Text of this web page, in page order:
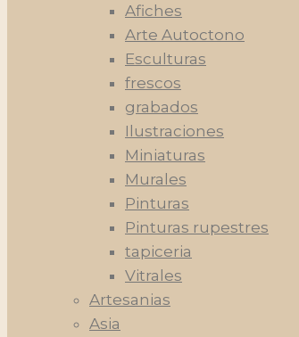
Afiches
Arte Autoctono
Esculturas
frescos
grabados
Ilustraciones
Miniaturas
Murales
Pinturas
Pinturas rupestres
tapiceria
Vitrales
Artesanias
Asia